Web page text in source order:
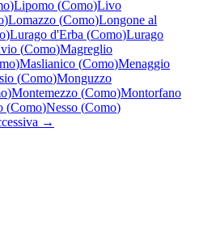
)Lipomo (Como)Livo
)Lomazzo (Como)Longone al
)Lurago d'Erba (Como)Lurago
(Como)Magreglio
)Maslianico (Como)Menaggio
(Como)Monguzzo
)Montemezzo (Como)Montorfano
(Como)Nesso (Como)
→